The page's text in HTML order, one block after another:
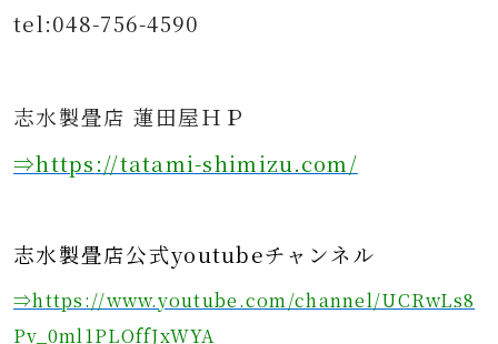
tel:048-756-4590
志水製畳店 蓮田屋ＨＰ
⇒https://tatami-shimizu.com/
志水製畳店公式youtubeチャンネル
⇒https://www.youtube.com/channel/UCRwLs8
Pv_0ml1PLOffJxWYA